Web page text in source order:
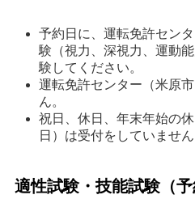
予約日に、運転免許セン
験（視力、深視力、運動
験してください。
運転免許センター（米原
ん。
祝日、休日、年末年始の
日）は受付をしていません
適性試験・技能試験（